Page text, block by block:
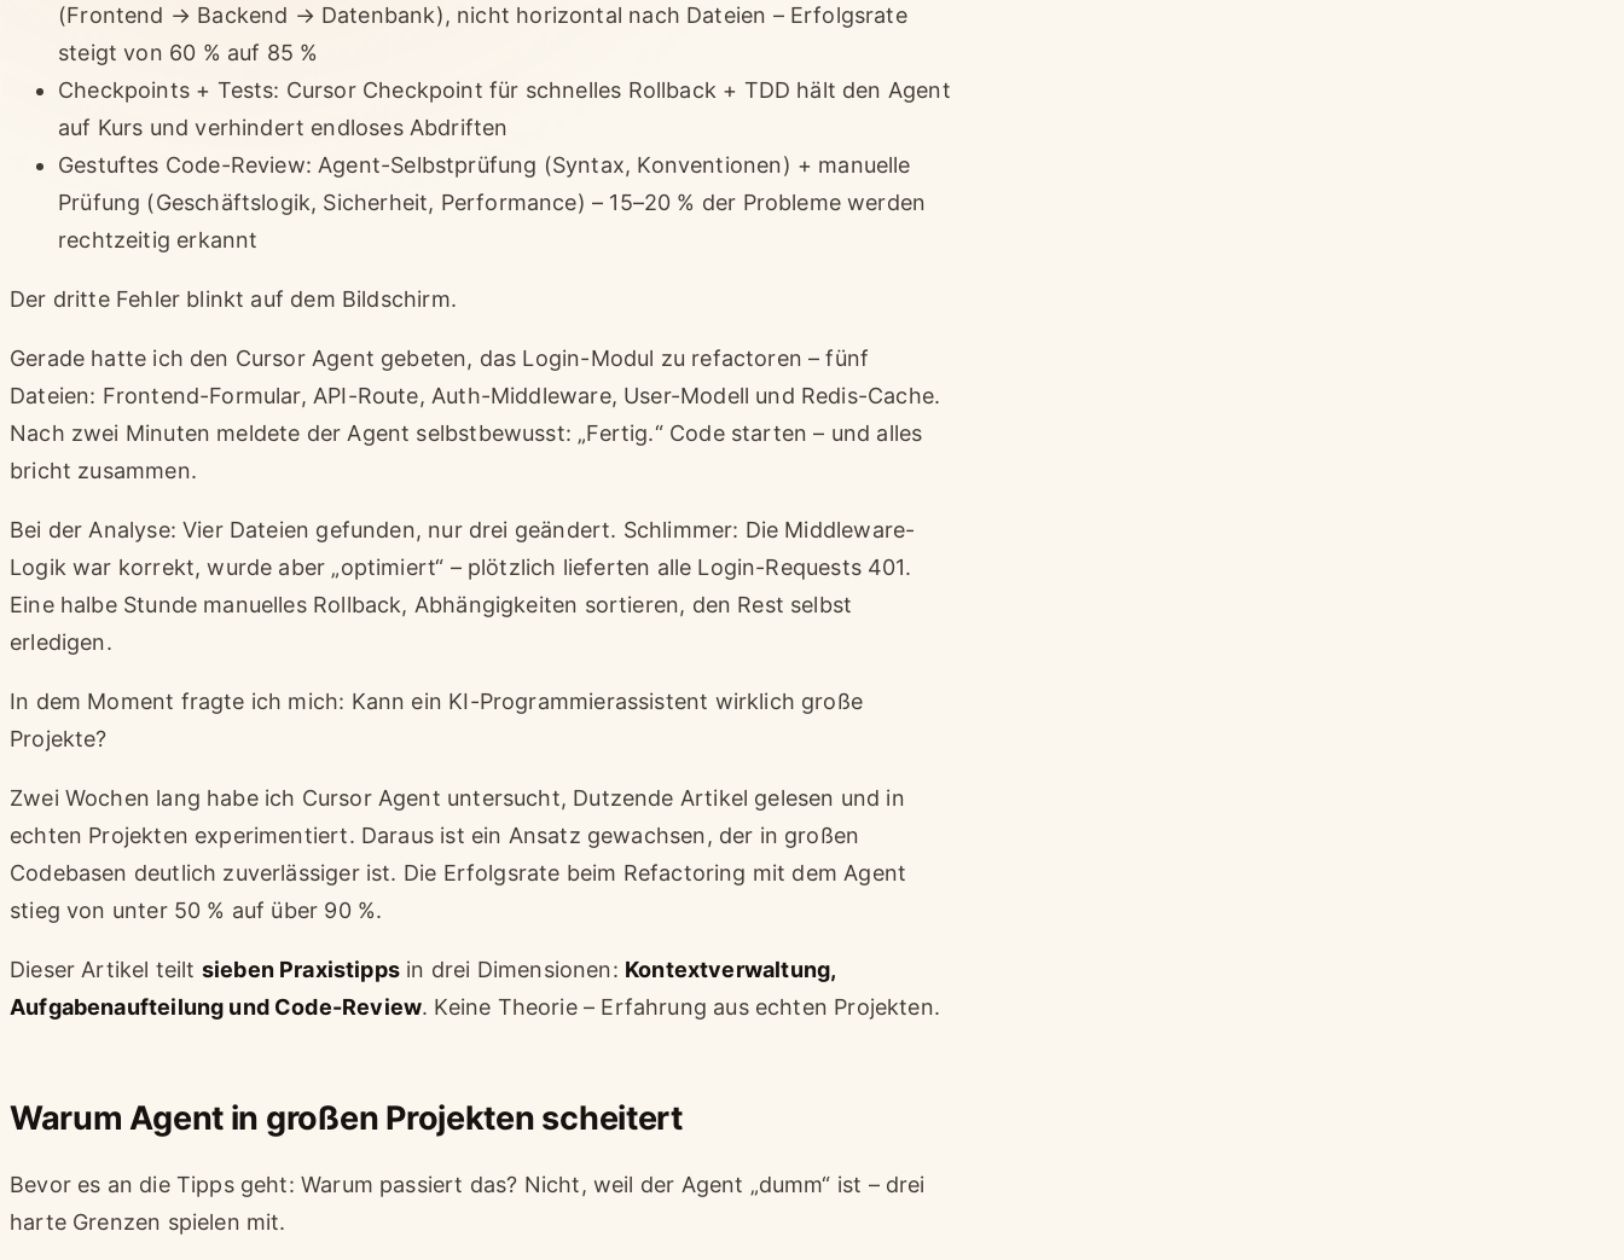
(Frontend → Backend → Datenbank), nicht horizontal nach Dateien – Erfolgsrate
steigt von 60 % auf 85 %
Checkpoints + Tests: Cursor Checkpoint für schnelles Rollback + TDD hält den Agent
auf Kurs und verhindert endloses Abdriften
Gestuftes Code-Review: Agent-Selbstprüfung (Syntax, Konventionen) + manuelle
Prüfung (Geschäftslogik, Sicherheit, Performance) – 15–20 % der Probleme werden
rechtzeitig erkannt
Der dritte Fehler blinkt auf dem Bildschirm.
Gerade hatte ich den Cursor Agent gebeten, das Login-Modul zu refactoren – fünf
Dateien: Frontend-Formular, API-Route, Auth-Middleware, User-Modell und Redis-Cache.
Nach zwei Minuten meldete der Agent selbstbewusst: „Fertig.“ Code starten – und alles
bricht zusammen.
Bei der Analyse: Vier Dateien gefunden, nur drei geändert. Schlimmer: Die Middleware-
Logik war korrekt, wurde aber „optimiert“ – plötzlich lieferten alle Login-Requests 401.
Eine halbe Stunde manuelles Rollback, Abhängigkeiten sortieren, den Rest selbst
erledigen.
In dem Moment fragte ich mich: Kann ein KI-Programmierassistent wirklich große
Projekte?
Zwei Wochen lang habe ich Cursor Agent untersucht, Dutzende Artikel gelesen und in
echten Projekten experimentiert. Daraus ist ein Ansatz gewachsen, der in großen
Codebasen deutlich zuverlässiger ist. Die Erfolgsrate beim Refactoring mit dem Agent
stieg von unter 50 % auf über 90 %.
Dieser Artikel teilt sieben Praxistipps in drei Dimensionen: Kontextverwaltung,
Aufgabenaufteilung und Code-Review. Keine Theorie – Erfahrung aus echten Projekten.
Warum Agent in großen Projekten scheitert
Bevor es an die Tipps geht: Warum passiert das? Nicht, weil der Agent „dumm“ ist – drei
harte Grenzen spielen mit.